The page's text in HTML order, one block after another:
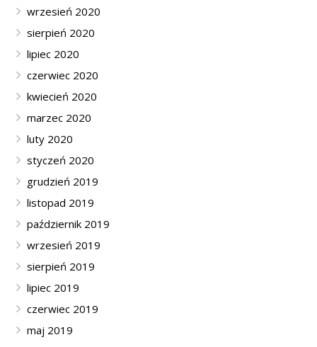
wrzesień 2020
sierpień 2020
lipiec 2020
czerwiec 2020
kwiecień 2020
marzec 2020
luty 2020
styczeń 2020
grudzień 2019
listopad 2019
październik 2019
wrzesień 2019
sierpień 2019
lipiec 2019
czerwiec 2019
maj 2019